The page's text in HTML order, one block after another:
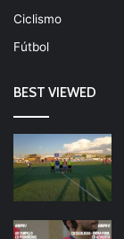
Ciclismo
Fútbol
BEST VIEWED